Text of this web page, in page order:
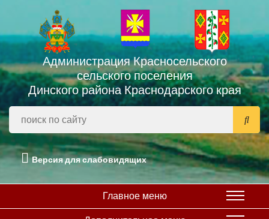
Администрация Красносельского
сельского поселения
Динского района Краснодарского края
Версия для слабовидящих
Главное меню